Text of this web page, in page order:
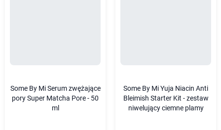
Some By Mi Serum zwężające
pory Super Matcha Pore - 50
ml
Some By Mi Yuja Niacin Anti
Bleimish Starter Kit - zestaw
niwelujący ciemne plamy